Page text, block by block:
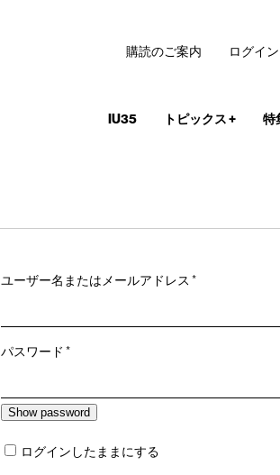
IU35 トピックス+ 特
購読のご案内 ログイン
ユーザー名またはメールアドレス*必
パスワード*必
ログインしたままにする